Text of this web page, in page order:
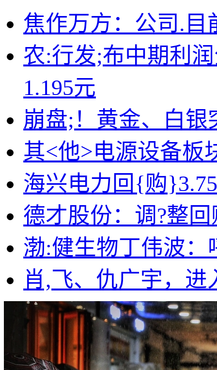
焦作万方：公司.目
农:行发;布中期利
1.195元
崩盘;！黄金、白
其<他>电源设备板
海兴电力回{购
德才股份：调?整
渤:健生物丁伟波
肖,飞、仇广宇，进